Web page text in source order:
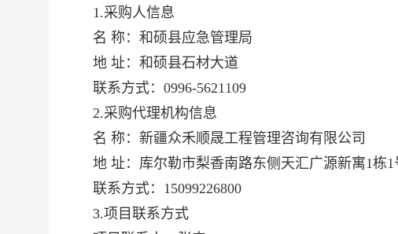
1.采购人信息
名 称： 和硕县应急管理局
地 址： 和硕县石材大道
联系方式： 0996-5621109
2.采购代理机构信息
名 称： 新疆众禾顺晟工程管理咨询有限公司
地 址： 库尔勒市梨香南路东侧天汇广源新寓1栋1
联系方式： 15099226800
3.项目联系方式